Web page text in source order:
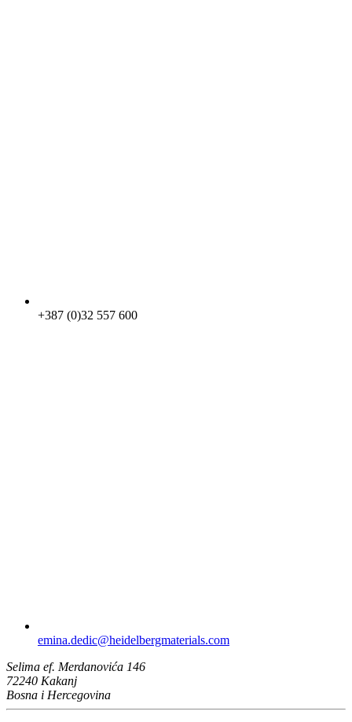
+387 (0)32 557 600
emina.dedic​@heidelbergmaterials.com
Selima ef. Merdanovića 146
72240 Kakanj
Bosna i Hercegovina